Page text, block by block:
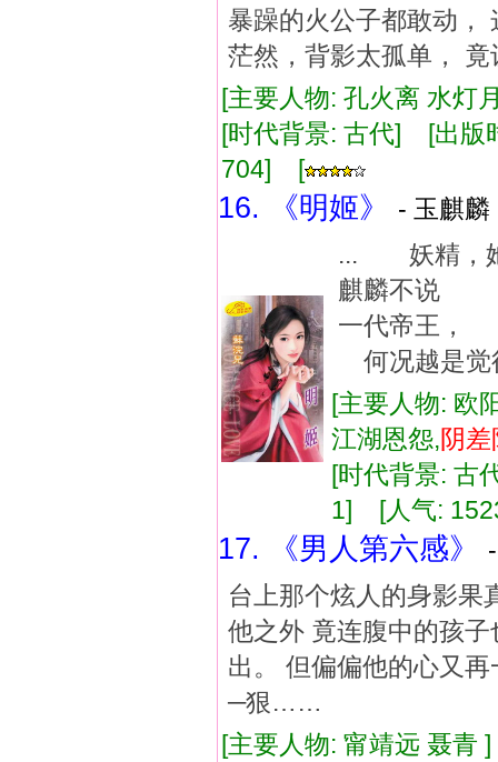
暴躁的火公子都敢动，
茫然，背影太孤单，
[主要人物: 孔火离 水
[时代背景: 古代] [出
704] [
16. 《明姬》
- 玉麒
... 妖精，
麒麟不说
一代帝王
何况越是觉
[主要人物: 欧
江湖恩怨,阴差
[时代背景:
1] [人气:
17. 《男人第六感》
台上那个炫人的身影果
他之外 竟连腹中的孩
出。 但偏偏他的心又
─狠……
[主要人物: 甯靖远 聂